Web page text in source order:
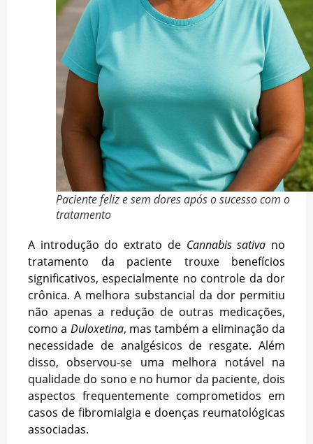
Paciente feliz e sem dores após o sucesso com o
tratamento
A introdução do extrato de Cannabis sativa no
tratamento da paciente trouxe benefícios
significativos, especialmente no controle da dor
crônica. A melhora substancial da dor permitiu
não apenas a redução de outras medicações,
como a Duloxetina, mas também a eliminação da
necessidade de analgésicos de resgate. Além
disso, observou-se uma melhora notável na
qualidade do sono e no humor da paciente, dois
aspectos frequentemente comprometidos em
casos de fibromialgia e doenças reumatológicas
associadas.